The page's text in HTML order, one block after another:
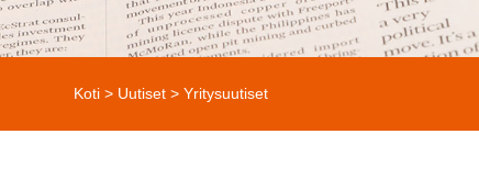
Koti > Uutiset >Yritysuutiset